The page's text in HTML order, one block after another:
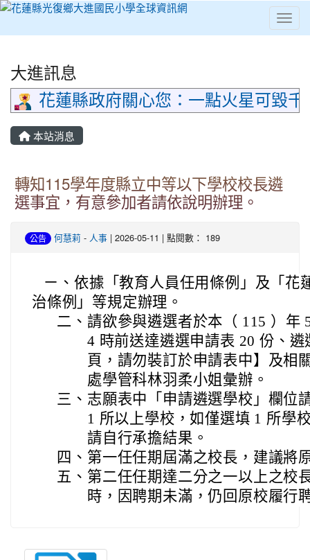
⏸
大進訊息
花蓮縣政府關心您：一點火星可毀
本站消息
轉知115學年度縣立中等以下學校校長遴
選事宜，有意參加者請依說明辦理。
公告 何慧莉 - 人事 | 2026-05-11 | 點閱數： 189
ㄧ、依據「教育人員任用條例」及「花
治條例」等規定辦理。
二、 請欲參與遴選者於本（ 115 ）年
4 時前送達遴選申請表 20 份、
頁，請勿裝訂於申請表中】及相
處學管科林羽柔小姐彙辦。
三、 志願表中「申請遴選學校」欄位
1 所以上學校，如僅選填 1 所學
請自行承擔結果。
四、 第一任任期屆滿之校長，建議將
五、 第二任任期達二分之一以上之校
時，因聘期未滿，仍回原校履行